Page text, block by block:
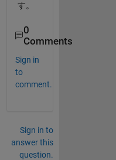
す。
0
Comments
Sign in
to
comment.
Sign in to
answer this
question.